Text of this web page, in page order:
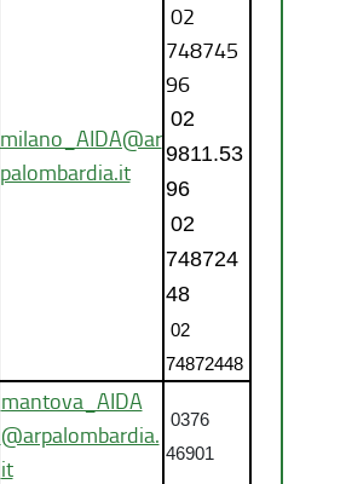
milano_AIDA@ar
palombardia.it
02
748745
96
02
9811.53
96
02
748724
48
02
74872448
mantova_AIDA
@arpalombardia.
it
0376
46901